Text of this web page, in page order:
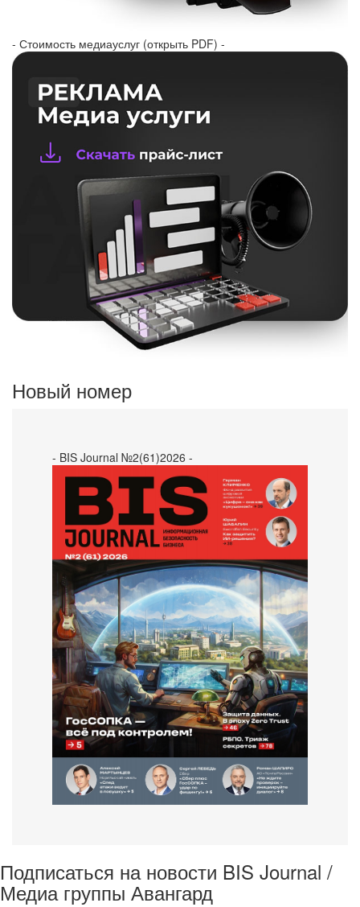
- Стоимость медиауслуг (открыть PDF) -
Новый номер
- BIS Journal №2(61)2026 -
Подписаться на новости BIS Journal /
Медиа группы Авангард